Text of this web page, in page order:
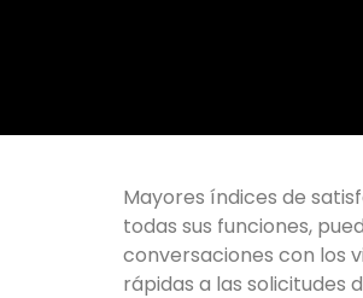
Mayores índices de
todas sus funciones,
conversaciones con los
rápidas a las solicitudes